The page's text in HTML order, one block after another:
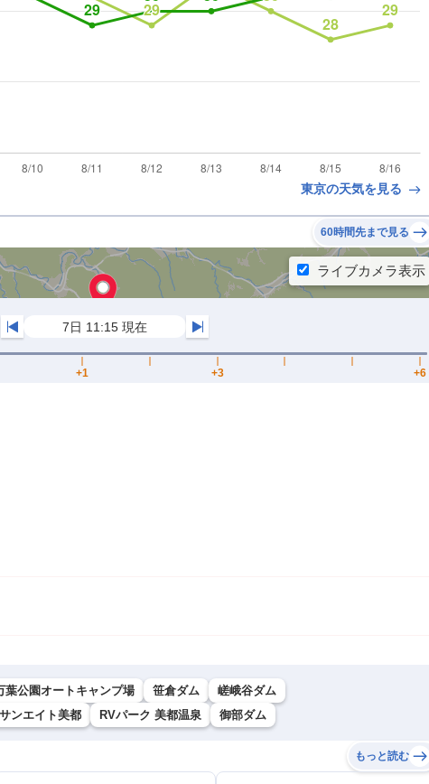
東京の天気を見る
60時間先まで見る
葉公園オートキャンプ場 笹倉ダム
嵯峨谷ダム
ンエイト美都 RVパーク 美都温泉 御部ダム
もっと読む